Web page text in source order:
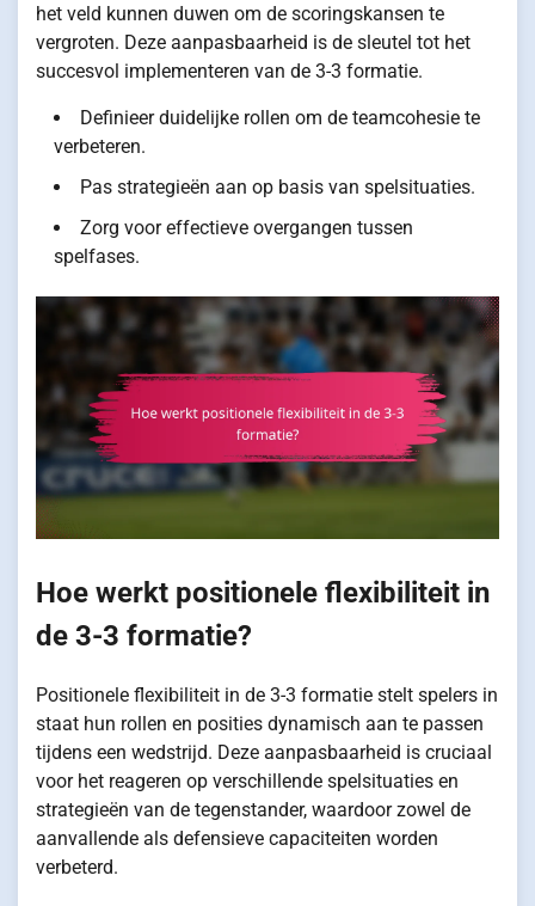
het veld kunnen duwen om de scoringskansen te
vergroten. Deze aanpasbaarheid is de sleutel tot het
succesvol implementeren van de 3-3 formatie.
Definieer duidelijke rollen om de teamcohesie te
verbeteren.
Pas strategieën aan op basis van spelsituaties.
Zorg voor effectieve overgangen tussen
spelfases.
Hoe werkt positionele flexibiliteit in
de 3-3 formatie?
Positionele flexibiliteit in de 3-3 formatie stelt spelers in
staat hun rollen en posities dynamisch aan te passen
tijdens een wedstrijd. Deze aanpasbaarheid is cruciaal
voor het reageren op verschillende spelsituaties en
strategieën van de tegenstander, waardoor zowel de
aanvallende als defensieve capaciteiten worden
verbeterd.